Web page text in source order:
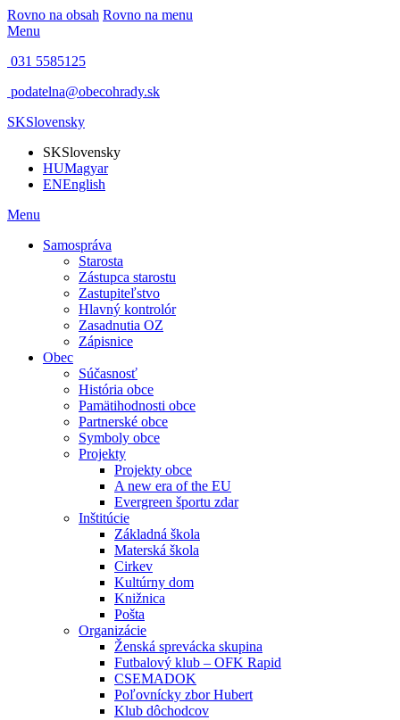
Rovno na obsah Rovno na menu
Menu
031 5585125
podatelna@obecohrady.sk
SKSlovensky
SKSlovensky
HUMagyar
ENEnglish
Menu
Samospráva
Starosta
Zástupca starostu
Zastupiteľstvo
Hlavný kontrolór
Zasadnutia OZ
Zápisnice
Obec
Súčasnosť
História obce
Pamätihodnosti obce
Partnerské obce
Symboly obce
Projekty
Projekty obce
A new era of the EU
Evergreen športu zdar
Inštitúcie
Základná škola
Materská škola
Cirkev
Kultúrny dom
Knižnica
Pošta
Organizácie
Ženská sprevácka skupina
Futbalový klub – OFK Rapid
CSEMADOK
Poľovnícky zbor Hubert
Klub dôchodcov